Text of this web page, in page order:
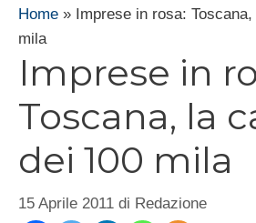
Home » Imprese in rosa:
mila
Imprese in
Toscana, la
dei 100 mila
15 Aprile 2011 di Redazione